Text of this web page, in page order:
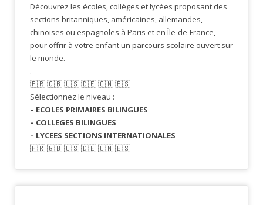
Découvrez les écoles, collèges et lycées proposant des
sections britanniques, américaines, allemandes,
chinoises ou espagnoles à Paris et en Île-de-France,
pour offrir à votre enfant un parcours scolaire ouvert sur
le monde.
.
🇫🇷​ 🇬🇧​ 🇺🇸​ 🇩🇪 🇨🇳 🇪🇸​
Sélectionnez le niveau :
– ECOLES PRIMAIRES BILINGUES
– COLLEGES BILINGUES
– LYCEES SECTIONS INTERNATIONALES
🇫🇷​ 🇬🇧​ 🇺🇸​ 🇩🇪 🇨🇳 🇪🇸​